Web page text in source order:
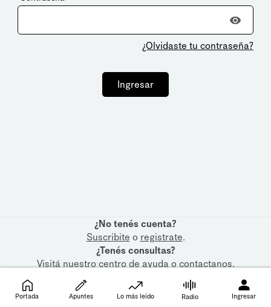
¿Olvidaste tu contraseña?
Ingresar
¿No tenés cuenta?
Suscribite o registrate.
¿Tenés consultas?
Visitá nuestrocentro de ayudaocontactanos.
Portada Apuntes Lo más leído Radio Ingresar